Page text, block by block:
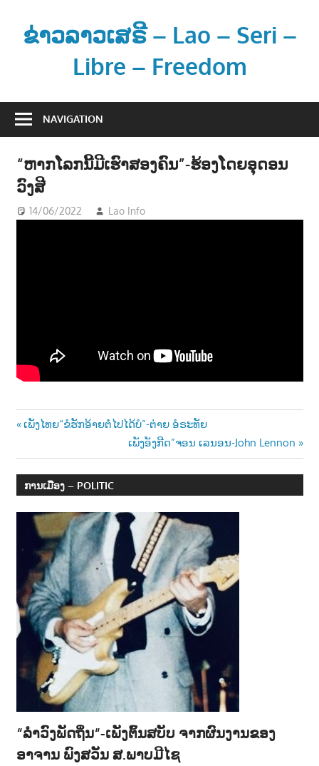
contentຂ່າວລາວເສຣີ – Lao – Seri –
Libre – Freedom
າ
ະ
ຂໍ້
ມູ
NAVIGATION
“ຫາກໂລກນີ້ມີເຮົາສອງຄົນ”-ຮ້ອງໂດຍອຸດອນ
ວົງສີ
14/06/2022 Lao Info
Post
navigation
Previous
ເພັງໄທຍ“ຂໍຮັກອ້າຍຕໍ່ໄປໄດ້ບໍ”-ຕ່າຍ ອໍຣະທັຍ
Next
Post:
ເພັງອັງກີດ”ຈອນ ເລນອນ-John Lennon
ການເມືອງ – POLITIC
“ລຳວົງພັດຖິ່ນ“-ເພັງຕົ້ນສບັບ ຈາກຜົນງານຂອງ
ອາຈານ ພົງສວັນ ສ.ພາບມີໄຊ